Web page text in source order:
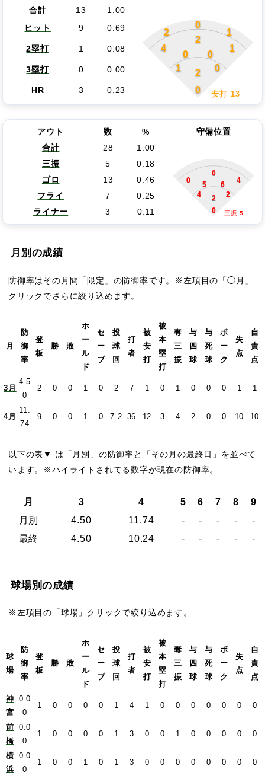
合計 13
1.00
ヒット
9 0.69 2
0
1
4
2
1
0
0
1
0
2
0
安打 13
2塁打 1 0.08
3塁打 0 0.00
HR 3 0.23
アウト 数 %
守備位置
合計
28
1.00
三振
5 0.18
0
0
4
5
6
4
2
2
0 三振 5
ゴロ 13
0.46
フライ
7
0.25
ライナー
3 0.11
月別の成績
防御率はその月間「限定」の防御率です。※左項目の「◯月」
クリックでさらに絞り込めます。
月
防
御
率
登
板
勝 敗
ホ
ー
ル
ド
セ
ー
ブ
投
球
回
打
者
被
安
打
被
本
塁
打
奪
三
振
与
四
球
与
死
球
ボ
ー
ク
失
点
自
責
点
3月
4.5
0
2 0 0 1 0 2 7 1 0 1 0 0 0 1 1
4月
11.
74
9 0 0 1 0 7.2 36 12 3 4 2 0 0 10 10
以下の表▼ は「月別」の防御率と「その月の最終日」を並べて
います。※ハイライトされてる数字が現在の防御率。
月 3 4 5 6 7 8
9
月別
4.50 11.74 - - - -
-
最終
4.50 10.24 - - - - -
球場別の成績
※左項目の「球場」クリックで絞り込めます。
球
場
防
御
率
登
板
勝 敗
ホ
ー
ル
ド
セ
ー
ブ
投
球
回
打
者
被
安
打
被
本
塁
打
奪
三
振
与
四
球
与
死
球
ボ
ー
ク
失
点
自
責
点
神
宮
0.0
0
1 0 0 0 0 1 4 1 0 0 0 0 0 0 0
前
橋
0.0
0
1 0 0 0 0 1 3 0 0 1 0 0 0 0 0
横
浜
0.0
0
1 0 0 1 0 1 3 0 0 0 0 0 0 0 0